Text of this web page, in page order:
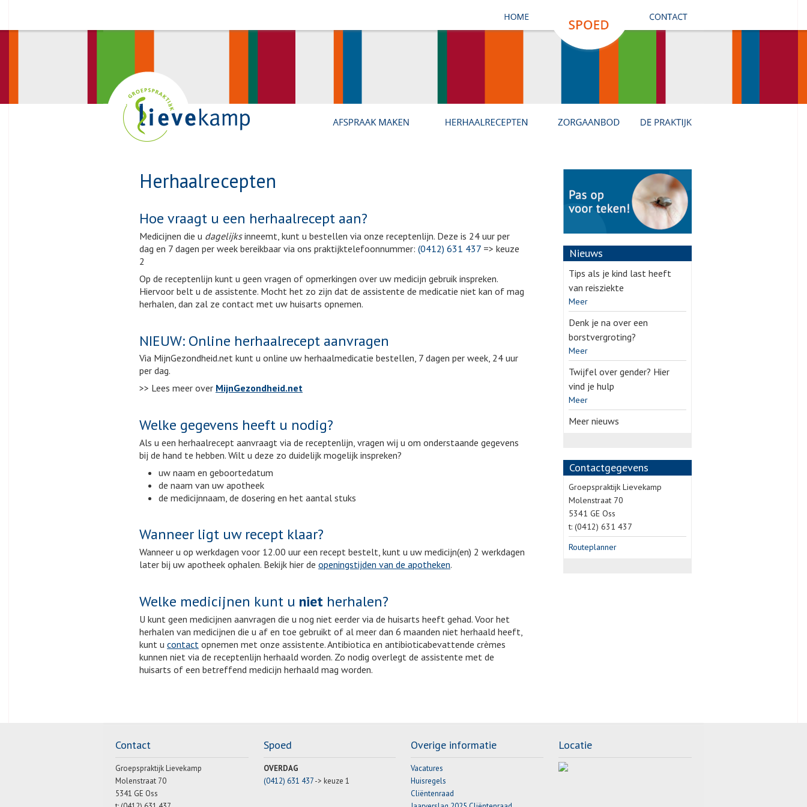
Herhaalrecepten
Hoe vraagt u een herhaalrecept aan?
Medicijnen die u dagelijksinneemt, kunt u bestellen via onze receptenlijn. Deze is 24 uur per
dag en 7 dagen per week bereikbaar via ons praktijktelefoonnummer: ​(0412) 631 437 => keuze
2
Op de receptenlijn kunt u geen vragen of opmerkingen over uw medicijn gebruik inspreken.
Hiervoor belt u de assistente. Mocht het zo zijn dat de assistente de medicatie niet kan of mag
herhalen, dan zal ze contact met uw huisarts opnemen.
NIEUW: Online herhaalrecept aanvragen
Via MijnGezondheid.net kunt u online uw herhaalmedicatie bestellen, 7 dagen per week, 24 uur
per dag.
>> Lees meer over MijnGezondheid.net
Welke gegevens heeft u nodig?
Als u een herhaalrecept aanvraagt via de receptenlijn, vragen wij u om onderstaande gegevens
bij de hand te hebben. Wilt u deze zo duidelijk mogelijk inspreken?
uw naam en geboortedatum
de naam van uw apotheek
de medicijnnaam, de dosering en het aantal stuks
Wanneer ligt uw recept klaar?
Wanneer u op werkdagen voor 12.00 uur een recept bestelt, kunt u uw medicijn(en) 2 werkdagen
later bij uw apotheek ophalen. Bekijk hier de openingstijden van de apotheken.
Welke medicijnen kunt u niet herhalen?
U kunt geen medicijnen aanvragen die u nog niet eerder via de huisarts heeft gehad. Voor het
herhalen van medicijnen die u af en toe gebruikt of al meer dan 6 maanden niet herhaald heeft,
kunt u contact opnemen met onze assistente. Antibiotica en antibioticabevattende crèmes
kunnen niet via de receptenlijn herhaald worden. Zo nodig overlegt de assistente met de
huisarts of een betreffend medicijn herhaald mag worden.
Nieuws
Tips als je kind last heeft
van reisziekte
Meer
Denk je na over een
borstvergroting?
Meer
Twijfel over gender? Hier
vind je hulp
Meer
Meer nieuws
Contactgegevens
Groepspraktijk Lievekamp
Molenstraat 70
5341 GE Oss
t: (0412) 631 437
Routeplanner
Contact
Groepspraktijk Lievekamp
Molenstraat 70
5341 GE Oss
Spoed
OVERDAG
(0412) 631 437-> keuze 1
Overige informatie
Vacatures
Huisregels
Cliëntenraad
Locatie